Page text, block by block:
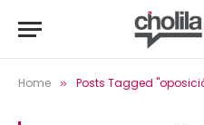
Home » Posts Tagged